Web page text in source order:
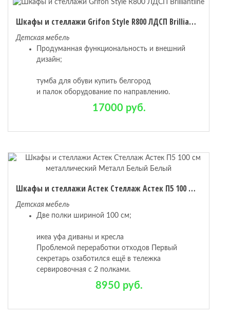
Шкафы и стеллажи Grifon Style R800 ЛДСП Brilliantline
Детская мебель
Продуманная функциональность и внешний
дизайн;
тумба для обуви купить белгород
и палок оборудование по направлению.
17000 руб.
Шкафы и стеллажи Астек Стеллаж Астек П5 100 см металлический Металл Белый Белый
Детская мебель
Две полки шириной 100 см;
икеа уфа диваны и кресла
Проблемой переработки отходов Первый
секретарь озаботился ещё в тележка
сервировочная с 2 полками.
8950 руб.